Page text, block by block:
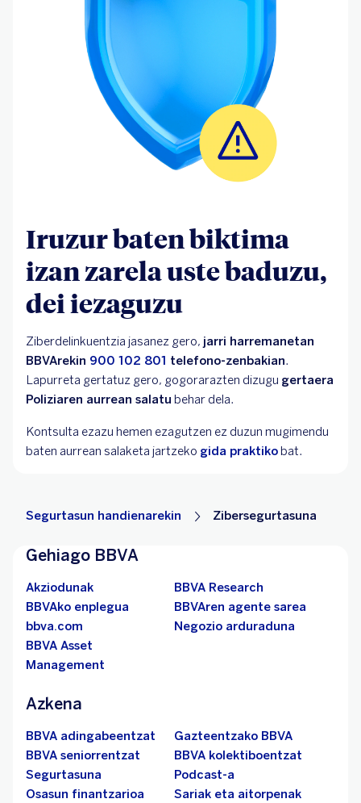
Iruzur baten biktima
izan zarela uste baduzu,
dei iezaguzu
Ziberdelinkuentzia jasanez gero, jarri harremanetan
BBVArekin 900 102 801 telefono-zenbakian.
Lapurreta gertatuz gero, gogorarazten dizugu gertaera
Poliziaren aurrean salatu behar dela.
Kontsulta ezazu hemen ezagutzen ez duzun mugimendu
baten aurrean salaketa jartzeko gida praktiko bat.
Segurtasun handienarekin Zibersegurtasuna
Gehiago BBVA
Akziodunak
BBVA Research
BBVAko enplegua
BBVAren agente sarea
bbva.com
Negozio arduraduna
BBVA Asset
Management
Azkena
BBVA adingabeentzat
Gazteentzako BBVA
BBVA seniorrentzat
BBVA kolektiboentzat
Segurtasuna
Podcast-a
Osasun finantzarioa
Sariak eta aitorpenak